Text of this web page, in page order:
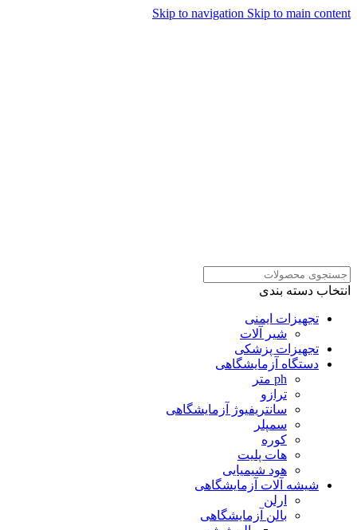
Skip to navigation Skip to main content
انتخاب دسته بندی
تجهیزات ایمنی
شیر آلات
تجهیزات پزشکی
دستگاه آزمایشگاهی
ph متر
ترازو
سانتریفیوژ آزمایشگاهی
سمپلر
کوره
هات پلیت
هود شیمیایی
شیشه آلات آزمایشگاهی
ارلن
بالن آزمایشگاهی
همراهان علمینو به علت نوسانات